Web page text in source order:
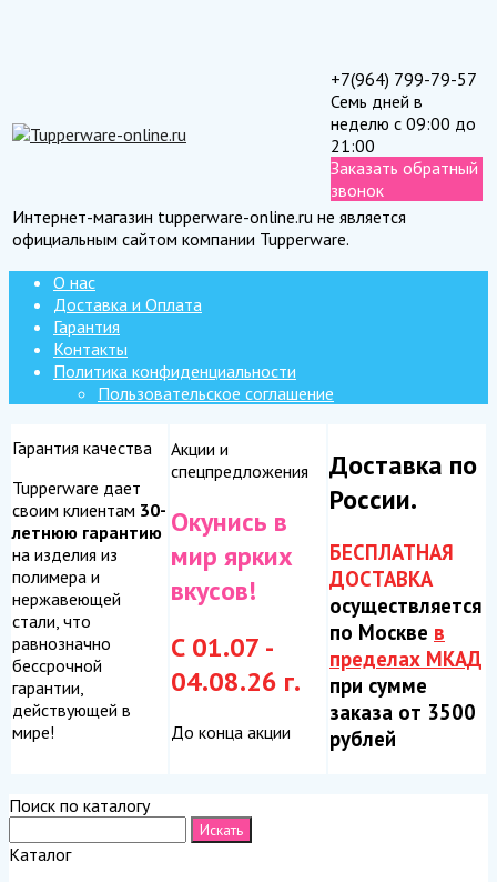
+7(964) 799-79-57
Семь дней в
неделю с 09:00 до
21:00
Заказать обратный
звонок
Интернет-магазин tupperware-online.ru не является
официальным сайтом компании Tupperware.
О нас
Доставка и Оплата
Гарантия
Контакты
Политика конфиденциальности
Пользовательское соглашение
Гарантия качества
Tupperware дает
своим клиентам 30-
летнюю гарантию
на изделия из
полимера и
нержавеющей
стали, что
равнозначно
бессрочной
гарантии,
действующей в
мире!
Акции и
спецпредложения
Окунись в
мир ярких
вкусов!
С 01.07 -
04.08.26 г.
До конца акции
Доставка по
России.
БЕСПЛАТНАЯ
ДОСТАВКА
осуществляется
по Москве в
пределах МКАД
при сумме
заказа от 3500
рублей
Поиск по каталогу
Каталог